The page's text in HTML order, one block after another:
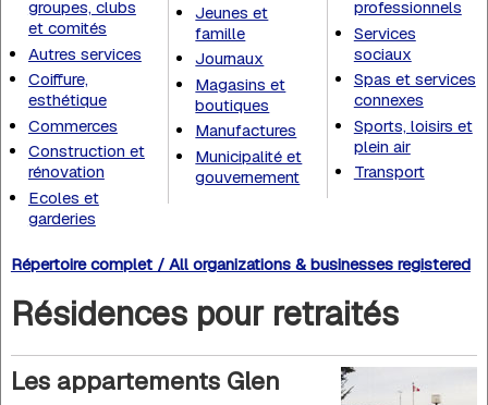
groupes, clubs
et comités
Autres services
Coiffure,
esthétique
Commerces
Construction et
rénovation
Ecoles et
garderies
Jeunes et
famille
Journaux
Magasins et
boutiques
Manufactures
Municipalité et
gouvernement
professionnels
Services
sociaux
Spas et services
connexes
Sports, loisirs et
plein air
Transport
Répertoire complet / All organizations & businesses registered
Résidences pour retraités
Les appartements Glen